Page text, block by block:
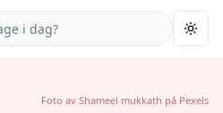
Foto av Shameel mukkath på Pexels